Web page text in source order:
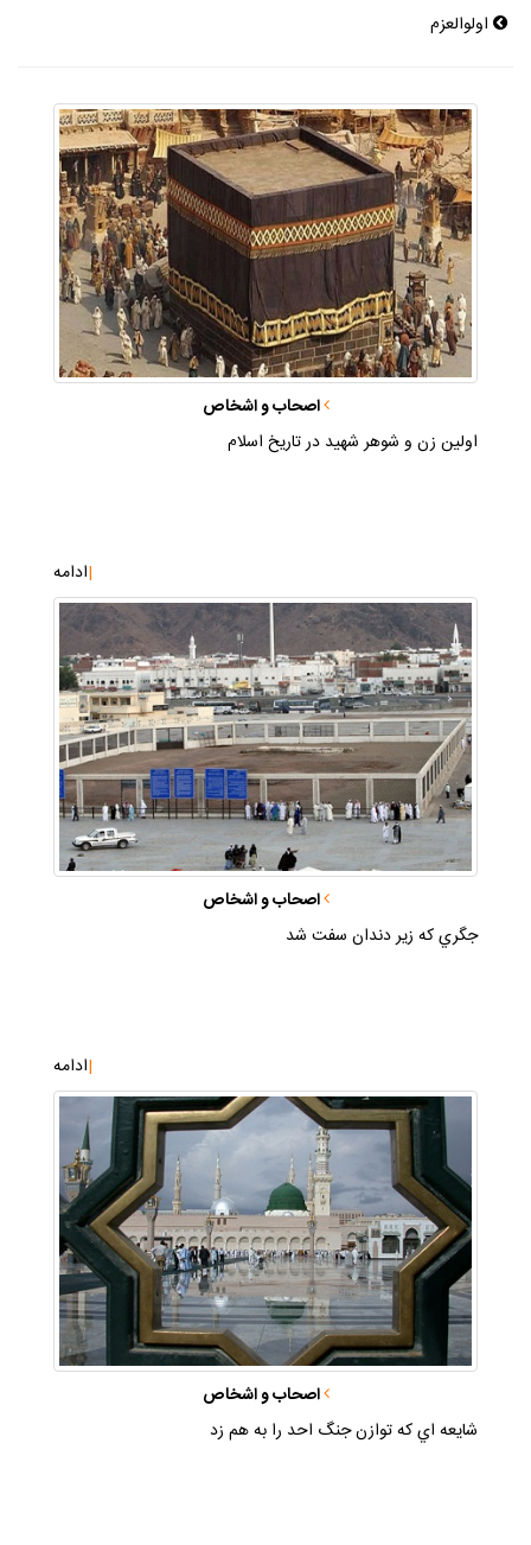
اولوالعزم
اصحاب و اشخاص
اولين زن و شوهر شهيد در تاريخ اسلام
|ادامه
اصحاب و اشخاص
جگري كه زير دندان سفت شد
|ادامه
اصحاب و اشخاص
شايعه اي كه توازن جنگ احد را به هم زد